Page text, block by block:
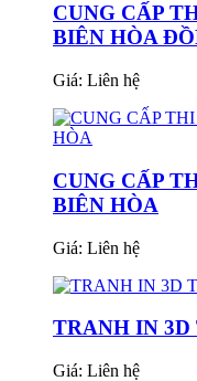
CUNG CẤP
BIÊN HÒA
Giá: Liên hệ
CUNG CẤP
BIÊN HÒA
Giá: Liên hệ
TRANH IN
Giá: Liên hệ